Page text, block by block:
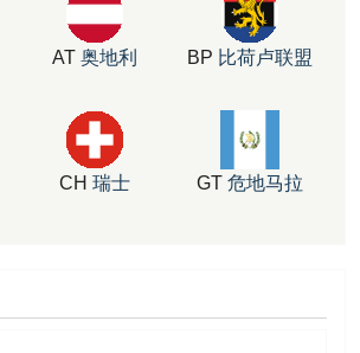
AT 奥地利 BP 比荷卢联盟
CH 瑞士 GT 危地马拉